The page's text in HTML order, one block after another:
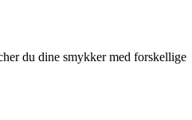
du dine smykker med forskellige